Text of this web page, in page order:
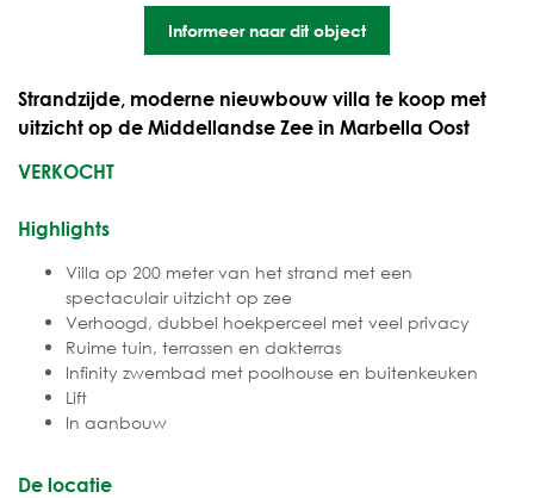
Informeer naar dit object
Strandzijde, moderne nieuwbouw villa te koop met
uitzicht op de Middellandse Zee in Marbella Oost
VERKOCHT
Highlights
Villa op 200 meter van het strand met een
spectaculair uitzicht op zee
Verhoogd, dubbel hoekperceel met veel privacy
Ruime tuin, terrassen en dakterras
Infinity zwembad met poolhouse en buitenkeuken
Lift
In aanbouw
De locatie